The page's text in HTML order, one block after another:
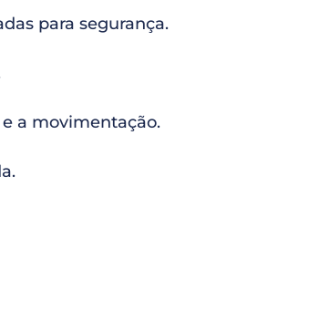
para segurança.
a movimentação.